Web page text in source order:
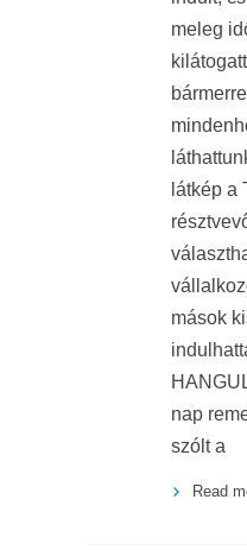
meleg
látkép a
mások
nap
szólt a
Read